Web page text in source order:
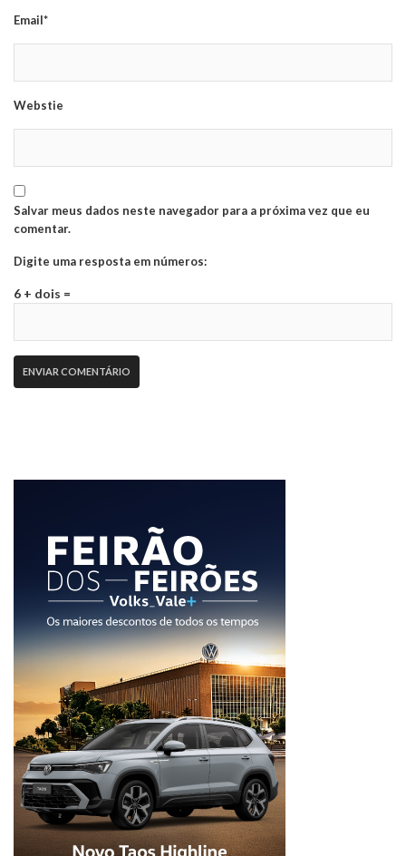
Email*
Webstie
Salvar meus dados neste navegador para a próxima vez que eu
comentar.
Digite uma resposta em números:
6 + dois =